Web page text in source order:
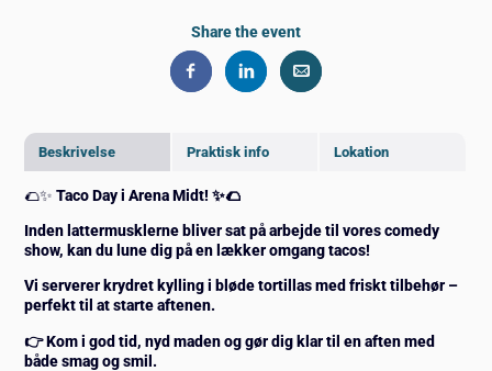
Beskrivelse Praktisk info Lokation
🌮✨Taco Day i Arena Midt! ✨🌮
Inden lattermusklerne bliver sat på arbejde til vores comedy
show, kan du lune dig på en lækker omgang tacos!
Vi serverer krydret kylling i bløde tortillas med friskt tilbehør –
perfekt til at starte aftenen.
👉 Kom i god tid, nyd maden og gør dig klar til en aften med
både smag og smil.
Share the event